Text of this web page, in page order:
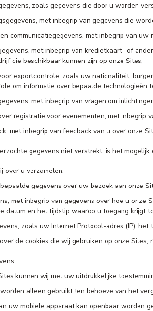
zoals gegevens die door u worden
met inbegrip van gegevens die
communicatiegegevens, met inbegrip van
met inbegrip van kredietkaart- of
die beschikbaar kunnen zijn op onze Sites;
exportcontrole, zoals uw nationaliteit,
om informatie over bepaalde technologieën
met inbegrip van vragen om
registratie voor evenementen, met
met inbegrip van feedback van u over onze
gegevens niet verstrekt, is het
over u verzamelen.
gegevens over uw bezoek aan onze
met inbegrip van gegevens over hoe u
datum en het tijdstip waarop u toegang krijgt
zoals uw Internet Protocol-adres (IP),
de cookies die wij gebruiken op onze
kunnen wij met uw uitdrukkelijke
alleen gebruikt ten behoeve van het
uw mobiele apparaat kan openbaar worden